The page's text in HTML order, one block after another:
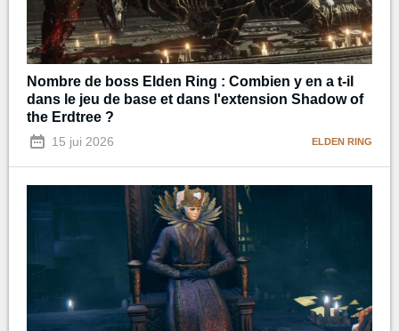
Nombre de boss Elden Ring : Combien y en a t-il
dans le jeu de base et dans l'extension Shadow of
the Erdtree ?
15 jui 2026 ELDEN RING